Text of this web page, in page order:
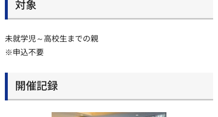
対象
未就学児～高校生までの親
※申込不要
開催記録